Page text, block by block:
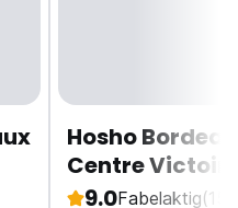
Hosho
Centre
9.0Fabelaktig